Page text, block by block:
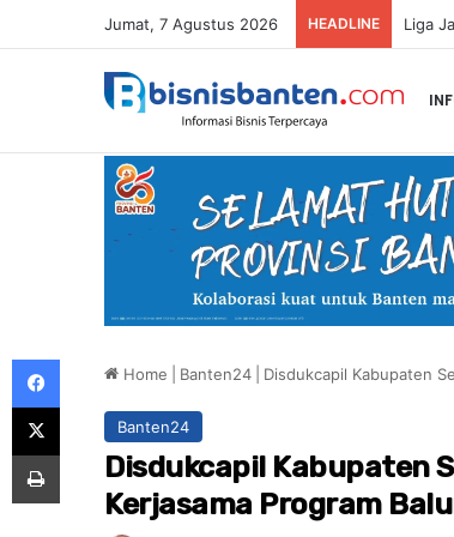
Jumat, 7 Agustus 2026 HEADLINE
Home Banten24 Disdukcapil Kabupaten
Banten24
Disdukcapil Kabupaten
Kerjasama Program